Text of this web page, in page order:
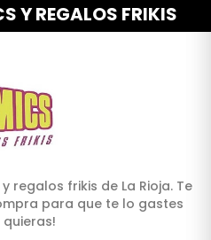
Y REGALOS FRIKIS
regalos frikis de La Rioja. Te
para que te lo gastes